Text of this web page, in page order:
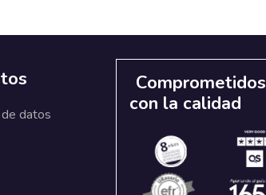
datos
Comprometidos
con la calidad